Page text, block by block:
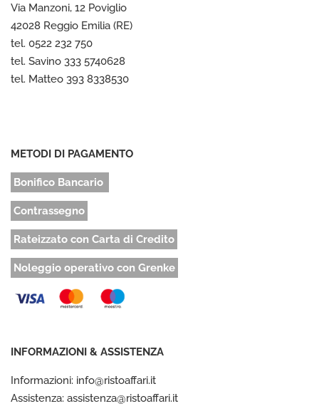
Via Manzoni, 12 Poviglio
42028 Reggio Emilia (RE)
tel. 0522 232 750
tel. Savino 333 5740628
tel. Matteo 393 8338530
METODI DI PAGAMENTO
Bonifico Bancario
Contrassegno
Rateizzato con Carta di Credito
Noleggio operativo con Grenke
INFORMAZIONI & ASSISTENZA
Informazioni: info@ristoaffari.it
Assistenza: assistenza@ristoaffari.it